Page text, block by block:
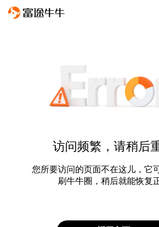
访问频繁，请稍后
您所要访问的页面不在这儿，它
刷牛牛圈，稍后就能恢复